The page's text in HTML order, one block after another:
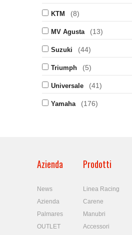
KTM (8)
MV Agusta (13)
Suzuki (44)
Triumph (5)
Universale (41)
Yamaha (176)
Azienda
News
Azienda
Palmares
OUTLET
Prodotti
Linea Racing
Carene
Manubri
Accessori